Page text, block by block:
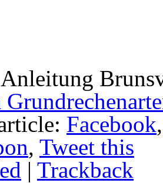
Facebook
, Tweet this
| Trackback